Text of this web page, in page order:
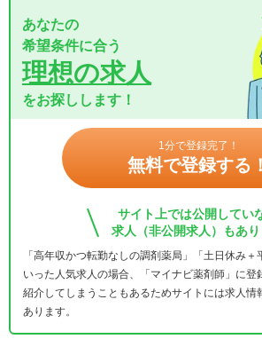
あなたの
希望条件に合う
理想の求人
をお探しします！
1分で登録完了！
無料で登録する！
サイト上では公開してい
求人（非公開求人）もあ
「高年収かつ転勤なしの調剤薬局」「土日休み＋
いった人気求人の場合、「マイナビ薬剤師」に登
紹介してしまうこともあるためサイトには求人情
あります。